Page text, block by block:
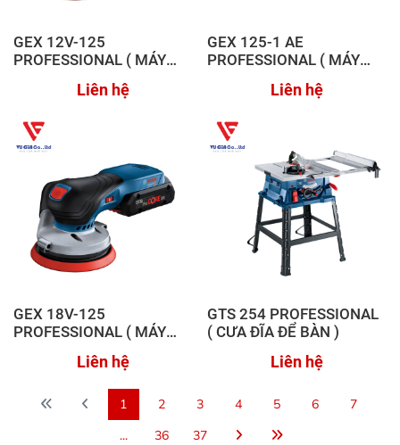
GEX 12V-125
PROFESSIONAL ( MÁY
DÙNG PIN )Liên hệ
GEX 125-1 AE
PROFESSIONAL ( MÁY
Liên hệ
GEX 18V-125
PROFESSIONAL ( MÁY
DÙNG PIN )Liên hệ
GTS 254 PROFESSIONAL
( CƯA ĐĨA ĐỂ BÀN )
Liên hệ
1 2 3 4 5 6
7
...
36 37